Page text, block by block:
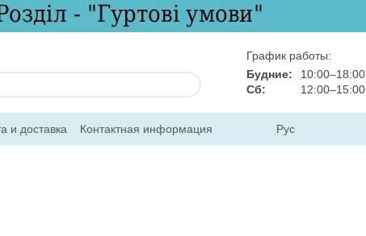
График работы:
Будние:
10:00–18:00
Сб:
12:00–15:00
и доставка
Контактная информация
заказов
Рус